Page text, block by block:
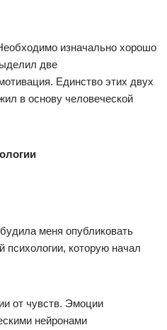
изначально хорошо
две
Единство этих двух
в основу человеческой
меня опубликовать
психологии, которую начал
от чувств. Эмоции
нейронами